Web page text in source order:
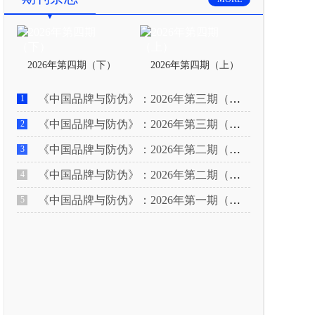
2026年第四期（下） 2026年第四期（上）
1 《中国品牌与防伪》：2026年第三期（下）
2 《中国品牌与防伪》：2026年第三期（上）
3 《中国品牌与防伪》：2026年第二期（下）
4 《中国品牌与防伪》：2026年第二期（上）
5 《中国品牌与防伪》：2026年第一期（下）